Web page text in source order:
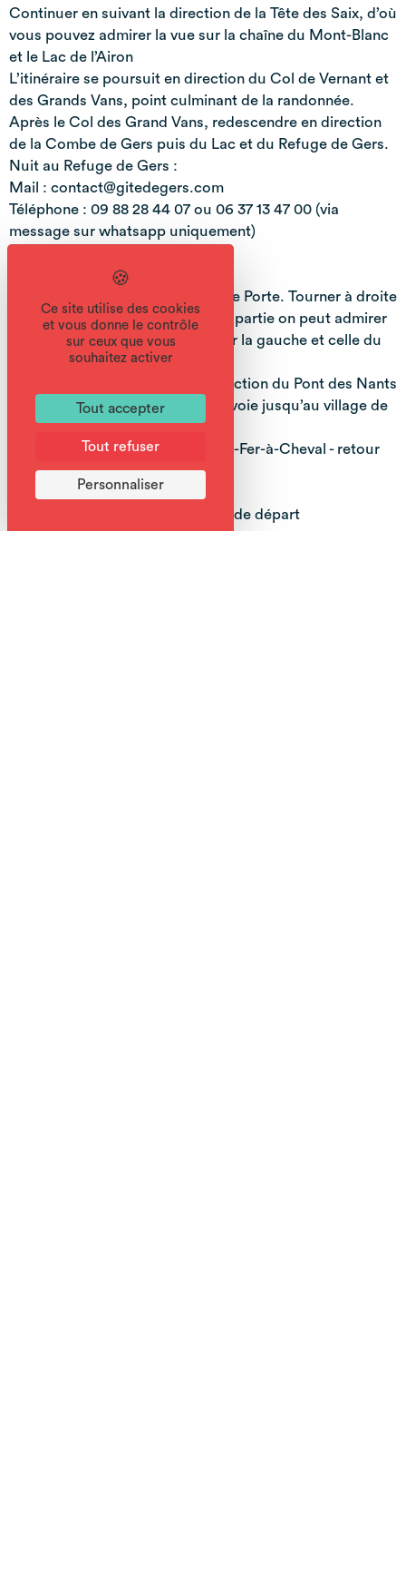
Continuer en suivant la direction de la Tête des Saix, d’où
vous pouvez admirer la vue sur la chaîne du Mont-Blanc
et le Lac de l’Airon
L’itinéraire se poursuit en direction du Col de Vernant et
des Grands Vans, point culminant de la randonnée.
Après le Col des Grand Vans, redescendre en direction
de la Combe de Gers puis du Lac et du Refuge de Gers.
Nuit au Refuge de Gers :
Mail : contact@gitedegers.com
Téléphone : 09 88 28 44 07 ou 06 37 13 47 00 (via
message sur whatsapp uniquement)
Redescendre jusqu’aux chalets de Porte. Tourner à droite
en direction d’Englène. Sur cette partie on peut admirer
2 cascades, celle du Saubody sur la gauche et celle du
Nant Large à droite.
Depuis Englène continuer en direction du Pont des Nants
puis redescendre en bordure de voie jusqu’au village de
Sixt-Fer-à-Cheval.
Arrivée à la Gare Routière de Sixt-Fer-à-Cheval - retour
navette
Retour en navette jusqu’au point de départ
Ce site utilise des cookies
et vous donne le contrôle
sur ceux que vous
souhaitez activer
Tout accepter
Tout refuser
Personnaliser